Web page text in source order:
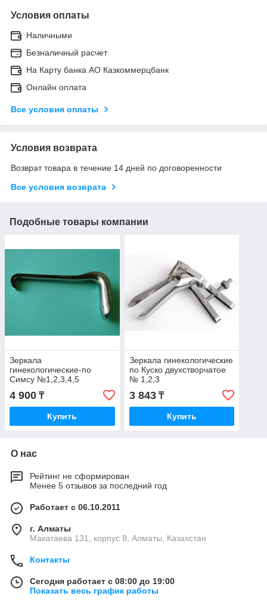
Условия оплаты
Наличными
Безналичный расчет
На Карту банка АО Казкоммерцбанк
Онлайн оплата
Все условия оплаты
Условия возврата
Возврат товара в течение 14 дней по договоренности
Все условия возврата
Подобные товары компании
Зеркала
гинекологические-по
Симсу №1,2,3,4,5
4 900 ₸
Купить
Зеркала гинекологические
по Куско двухстворчатое
№ 1,2,3
3 843₸
Купить
О нас
Рейтинг не сформирован
Менее 5 отзывов за последний год
Работает с 06.10.2011
г. Алматы
Макатаева 131, корпус 8, Алматы, Казахстан
Контакты
Сегодня работает с 08:00 до 19:00
Показать весь график работы